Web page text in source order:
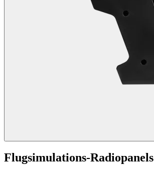
Flugsimulations-Radiopanels